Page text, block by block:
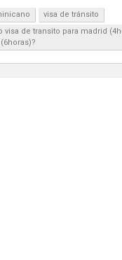
visa de tránsito
visa de transito para madrid